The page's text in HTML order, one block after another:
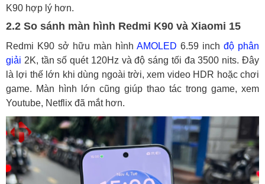
K90 hợp lý hơn.
2.2 So sánh màn hình Redmi K90 và Xiaomi 15
Redmi K90 sở hữu màn hình AMOLED 6.59 inch độ phân
giải 2K, tần số quét 120Hz và độ sáng tối đa 3500 nits. Đây
là lợi thế lớn khi dùng ngoài trời, xem video HDR hoặc chơi
game. Màn hình lớn cũng giúp thao tác trong game, xem
Youtube, Netflix đã mắt hơn.